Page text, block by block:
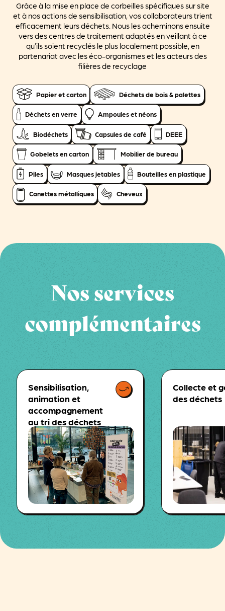
Grâce à la mise en place de corbeilles spécifiques sur site
et à nos actions de sensibilisation, vos collaborateurs trient
efficacement leurs déchets. Nous les acheminons ensuite
vers des centres de traitement adaptés en veillant à ce
qu’ils soient recyclés le plus localement possible, en
partenariat avec les éco-organismes et les acteurs des
filières de recyclage
Papier et carton Déchets de bois & palettes
Déchets en verre Ampoules et néons
Biodéchets Capsules de café DEEE
Gobelets en carton Mobilier de bureau
Piles Masques jetables Bouteilles en plastique
Canettes métalliques Cheveux
Nos services
complémentaires
Sensibilisation,
animation et
accompagnement
au tri des déchets
Collecte et
des déchets